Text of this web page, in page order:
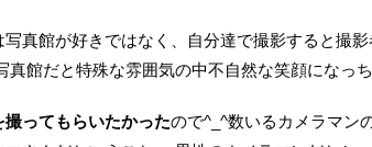
真館が好きではなく、自分達で撮影すると撮
真館だと特殊な雰囲気の中不自然な笑顔になっち
ってもらいたかったので^_^数いるカメラマン